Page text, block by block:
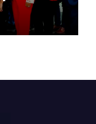
del